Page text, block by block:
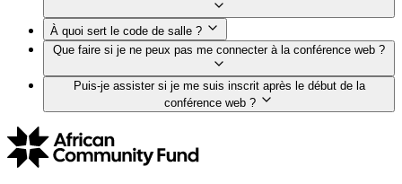
À quoi sert le code de salle ?
Que faire si je ne peux pas me connecter à la conférence web ?
Puis-je assister si je me suis inscrit après le début de la
conférence web ?